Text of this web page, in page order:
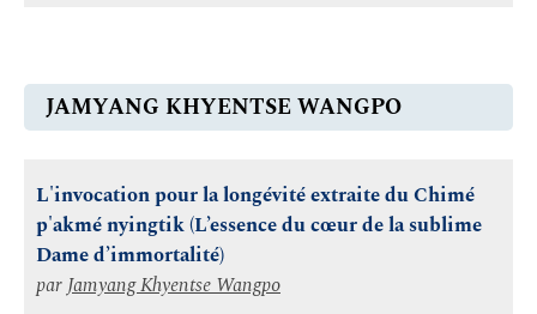
JAMYANG KHYENTSE WANGPO
L'invocation pour la longévité extraite du Chimé
p'akmé nyingtik (L’essence du cœur de la sublime
Dame d’immortalité)
parJamyang Khyentse Wangpo